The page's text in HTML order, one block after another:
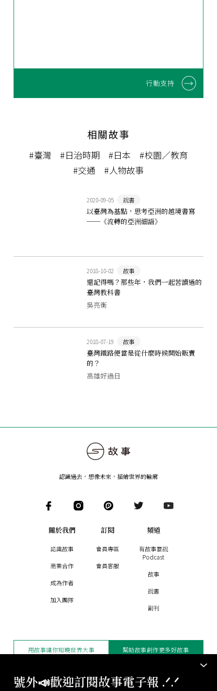
行動支持
相關故事
#臺灣 #日治時期 #日本
#校園／教育
#交通
#人物故事
2020-09-05 說書
以臺灣為基點，思考亞洲的越境書寫
──《流轉的亞洲細語》
2018-10-02 故事
還記得嗎？那些年，我們一起苦讀過的
臺灣教科書
吳亮衡
2018-07-19 故事
臺灣鐵路便當是從什麼時候開始販賣
的？
高雄好過日
號外📣歡迎訂閱故事電子報 .ᐟ‪‪.ᐟ
認識過去，想像未來 ， 描繪世界的輪廓
關於我們
認識故事
商業合作
成為作者
加入團隊
訂閱
會員專區
會員客服
頻道
有故事要說
Podcast
故事
說書
副刊
用故事讓你知曉世界大事 幫助故事創作更多好故事